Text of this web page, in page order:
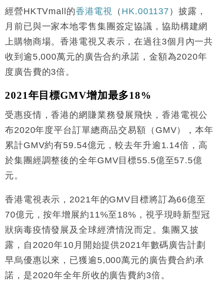
12:30
財經｜香港7月PMI回落至51 企業擴張放慢兼縮減人
11:40
Google晶片
10:57
財經｜美商務部擬擴大金屬關稅範圍 14類產品或加徵
18:15
本地｜新世界K11 9月升級會員制度 增鉑金卡級別鎖
17:40
最強
16:33
財經｜滙控重啟最多10億美元回購 派息比率目標維持
50%
15:11
經營HKTVmall的香港電視 （ HK.001137 ）披露，
月前已與一家本地零售集團簽定協議，協助構建網
上購物商場。香港電視又表示，在過往3個月內一共
收到逾5,000萬元的廣告合約承諾，金額為2020年
度廣告費的3倍。
2021年目標GMV增加最多18%
受惠疫情，香港的網賺業務發展飛快，香港電視公
布2020年度平台訂單總商品交易額（GMV），本年
累計GMV約有59.54億元，較去年升逾1.14倍，高
於集團經調整後的全年GMV目標55.5億至57.5億
元。
香港電視表示，2021年的GMV目標將訂為66億至
70億元，按年增展約11%至18%，視乎現時新型冠
狀病毒疫情發展及全球經濟情況而定。集團又披
露，自2020年10月開始提供2021年數碼廣告計劃
早烏優惠以來，已獲逾5,000萬元的廣告費合約承
諾，是2020年全年所收的廣告費約3倍。